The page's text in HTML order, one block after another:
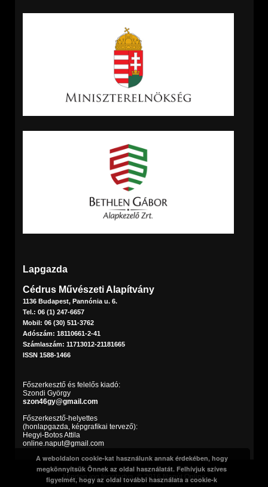
Lapgazda
Cédrus Művészeti Alapítvány
1136 Budapest, Pannónia u. 6.
Tel.: 06 (1) 247-6657
Mobil: 06 (30) 511-3762
Adószám: 18110661-2-41
Számlaszám: 11713012-21181665
ISSN 1588-1466
Főszerkesztő és felelős kiadó:
Szondi György
szon46gy@gmail.com
Főszerkesztő-helyettes
(honlapgazda, képgrafikai tervező):
Hegyi-Botos Attila
online.naput@gmail.com
Minden jog fenntartva. © 2016 Napút Online
A weboldalon cookie-kat használunk annak érdekében, hogy
megkönnyítsük Önnek az oldal használatát. Felhívjuk szíves
figyelmét, hogy az oldal további használata a cookie-k